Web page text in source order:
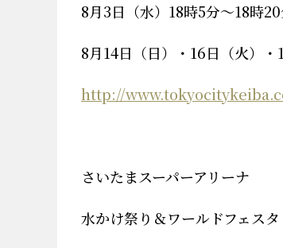
8月3日（水）18時5分～18時
8月14日（日）・16日（火）
http://
さいたまスーパーアリーナ
水かけ祭り＆ワールドフェスタ